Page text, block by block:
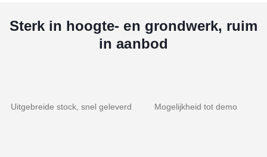
Sterk in hoogte- en grondwerk, ruim
in aanbod
Uitgebreide stock, snel geleverd Mogelijkheid tot demo